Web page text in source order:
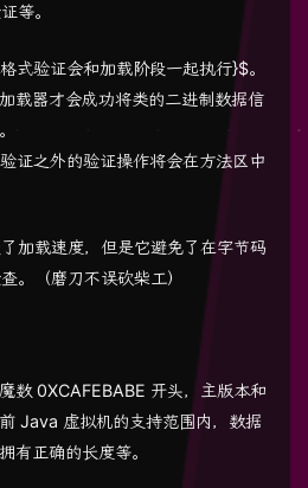
等。
式验证会和加载阶段一起执行}$。
载器才会成功将类的二进制数据信
证之外的验证操作将会在方法区中
加载速度，但是它避免了在字节码
。（磨刀不误砍柴工）
数 0XCAFEBABE 开头，主版本和
Java 虚拟机的支持范围内，数据
有正确的长度等。